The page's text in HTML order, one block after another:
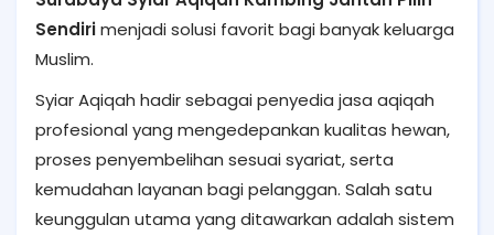
Sendirimenjadi solusi favorit bagi banyak keluarga
Muslim.
Syiar Aqiqah hadir sebagai penyedia jasa aqiqah
profesional yang mengedepankan kualitas hewan,
proses penyembelihan sesuai syariat, serta
kemudahan layanan bagi pelanggan. Salah satu
keunggulan utama yang ditawarkan adalah sistem